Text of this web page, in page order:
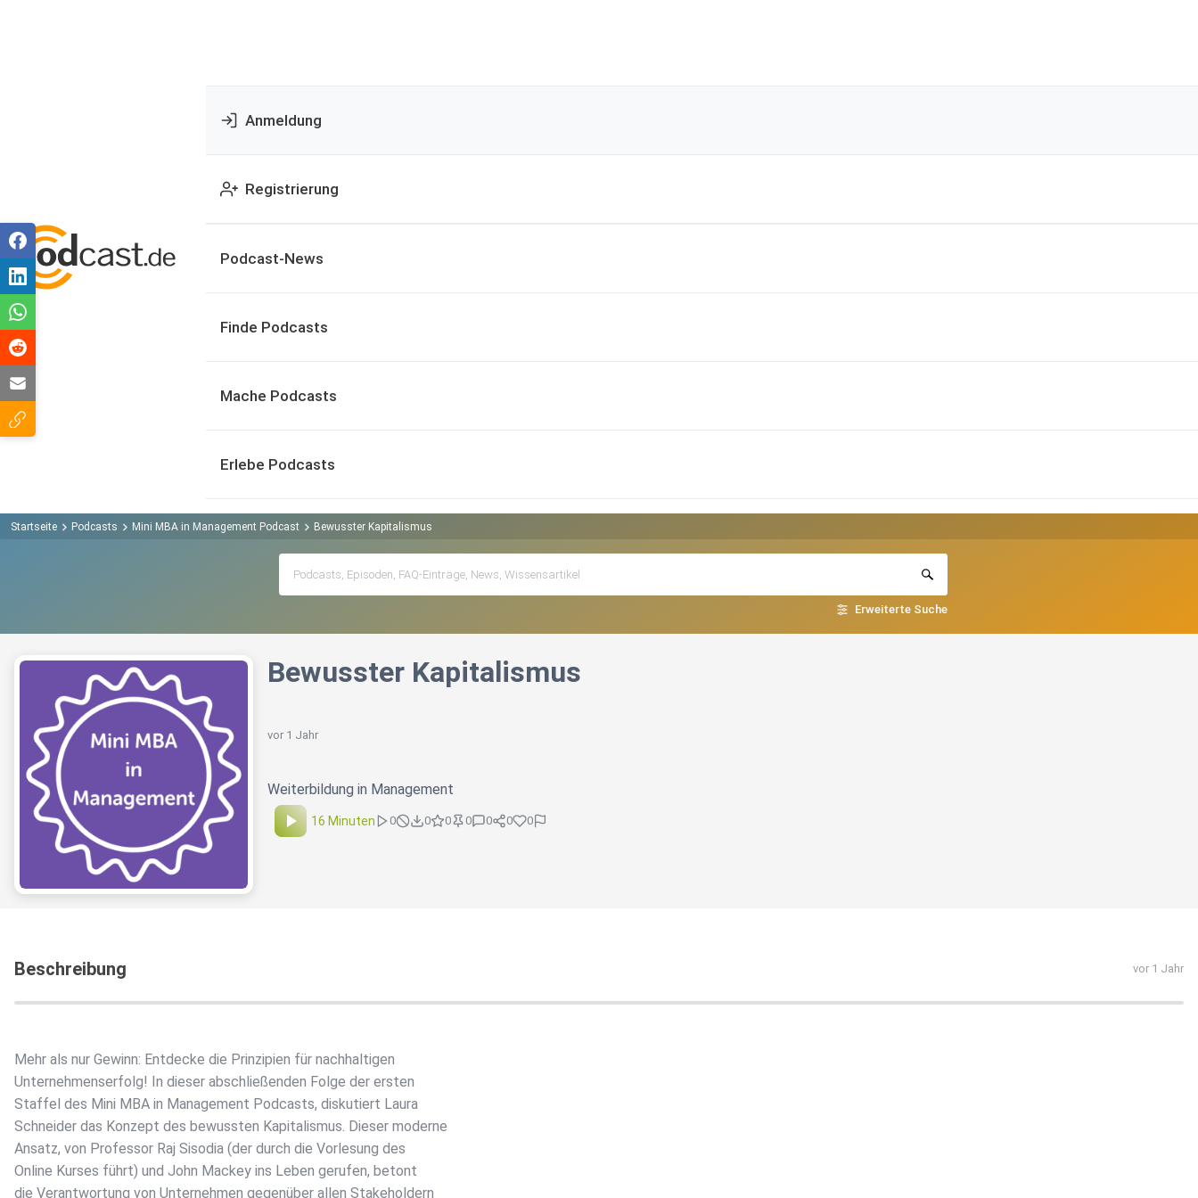
Anmeldung
Registrierung
Podcast-News
Finde Podcasts
Mache Podcasts
Erlebe Podcasts
Startseite Podcasts Mini MBA in Management Podcast Bewusster Kapitalismus
Erweiterte Suche
Bewusster Kapitalismus
vor 1 Jahr
Weiterbildung in Management
16 Minuten 0 0 0 0 0 0 0
Beschreibung vor 1 Jahr
Mehr als nur Gewinn: Entdecke die Prinzipien für nachhaltigen
Unternehmenserfolg! In dieser abschließenden Folge der ersten
Staffel des Mini MBA in Management Podcasts, diskutiert Laura
Schneider das Konzept des bewussten Kapitalismus. Dieser moderne
Ansatz, von Professor Raj Sisodia (der durch die Vorlesung des
Online Kurses führt) und John Mackey ins Leben gerufen, betont
die Verantwortung von Unternehmen gegenüber allen Stakeholdern